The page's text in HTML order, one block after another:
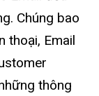
Chúng bao
thoại, Email
thông